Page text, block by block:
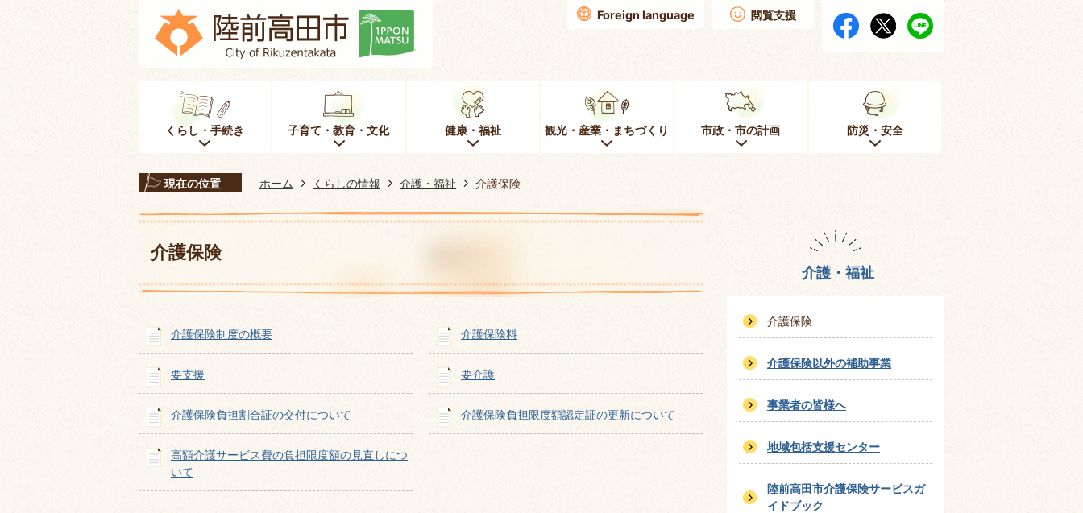
Foreign language 閲覧支援
くらし・手続き 子育て・教育・文化 健康・福祉 観光・産業・まちづくり 市政・市の計画 防災・安全
現在の位置 ホーム くらしの情報 介護・福祉 介護保険
介護保険
介護保険制度の概要 介護保険料
要支援 要介護
介護保険負担割合証の交付について 介護保険負担限度額認定証の更新について
高額介護サービス費の負担限度額の見直しにつ
いて
介護・福祉
介護保険
介護保険以外の補助事業
事業者の皆様へ
地域包括支援センター
陸前高田市介護保険サービスガ
イドブック